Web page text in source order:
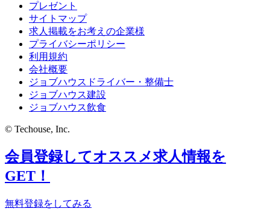
プレゼント
サイトマップ
求人掲載をお考えの企業様
プライバシーポリシー
利用規約
会社概要
ジョブハウスドライバー・整備士
ジョブハウス建設
ジョブハウス飲食
© Techouse, Inc.
会員登録してオススメ求人情報を
GET！
無料登録をしてみる